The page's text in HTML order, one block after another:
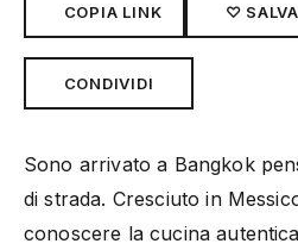
COPIA LINK ♡ SALVA
CONDIVIDI
Sono arrivato a Bangkok
di strada. Cresciuto in
conoscere la cucina